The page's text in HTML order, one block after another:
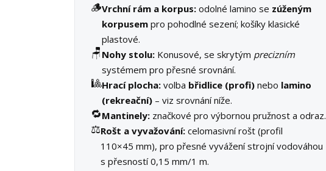
🪵Vrchní rám a korpus: odolné lamino se zúženým
korpusem pro pohodlné sezení; košíky klasické
plastové.
🪑 Nohy stolu: Konusové, se skrytým precizním
systémem pro přesné srovnání.
🎱Hrací plocha: volba břidlice (profi) nebo lamino
(rekreační) – viz srovnání níže.
🔁Mantinely: značkové pro výbornou pružnost a odraz.
⚖️Rošt a vyvažování: celomasivní rošt (profil
110×45 mm), pro přesné vyvážení strojní vodováhou
s přesností 0,15 mm/1 m.